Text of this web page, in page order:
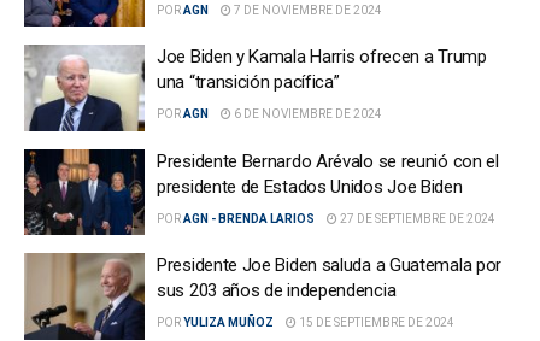
PORAGN 7 DE NOVIEMBRE DE 2024
Joe Biden y Kamala Harris ofrecen a Trump
una “transición pacífica”
PORAGN 6 DE NOVIEMBRE DE 2024
Presidente Bernardo Arévalo se reunió con el
presidente de Estados Unidos Joe Biden
PORAGN - BRENDA LARIOS 27 DE SEPTIEMBRE DE 2024
Presidente Joe Biden saluda a Guatemala por
sus 203 años de independencia
PORYULIZA MUÑOZ 15 DE SEPTIEMBRE DE 2024